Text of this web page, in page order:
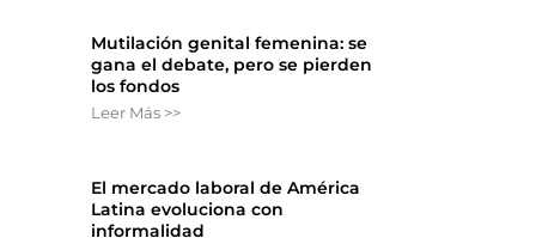
Mutilación genital femenina: se
gana el debate, pero se pierden
los fondos
Leer Más >>
El mercado laboral de América
Latina evoluciona con
informalidad